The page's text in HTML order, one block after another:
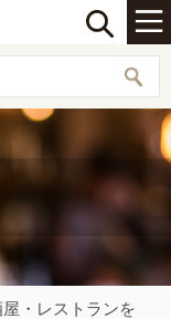
・レストランを